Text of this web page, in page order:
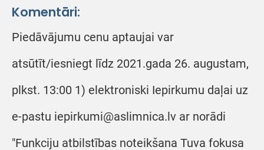
Komentāri:
Piedāvājumu cenu aptaujai var
atsūtīt/iesniegt līdz 2021.gada 26. augustam,
plkst. 13:00 1) elektroniski Iepirkumu daļai uz
e-pastu iepirkumi@aslimnica.lv ar norādi
"Funkciju atbilstības noteikšana Tuva fokusa